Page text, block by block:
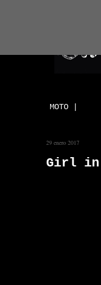
MOTO |
29 enero 2017
Girl in